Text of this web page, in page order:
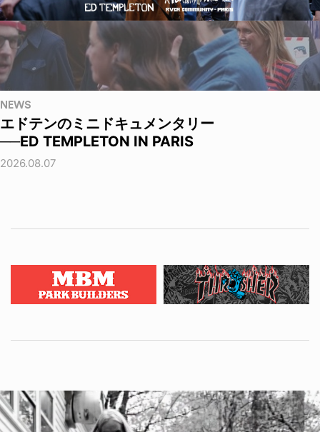
NEWS
エドテンのミニドキュメンタリー
──ED TEMPLETON IN PARIS
2026.08.07